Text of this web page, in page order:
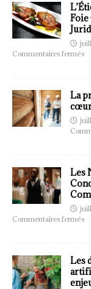
Foie
Commentaires fermés
La
Les
Commentaires fermés
Les